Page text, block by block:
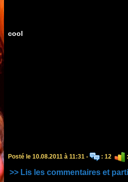
cool
Posté le 10.08.2011 à 11:31 - : 12
>> Lis les commentaires et